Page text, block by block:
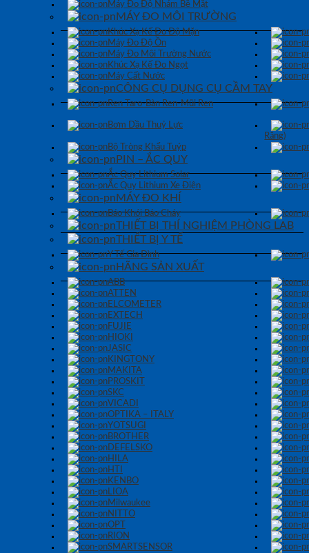
Máy Đo Độ Nhám Bề Mặt
MÁY ĐO MÔI TRƯỜNG
Khúc Xạ Kế Đo Độ Mặn
Máy Đo Độ Ồn
Máy Đo Môi Trường Nước
Khúc Xạ Kế Đo Ngọt
Máy Cất Nước
CÔNG CỤ DỤNG CỤ CẦM TAY
Ren Taro-Bàn Ren-Mũi Ren
Bơm Dầu Thuỷ Lực
Răng)
Bộ Tròng Khẩu Tuýp
PIN – ẮC QUY
Ắc Quy Lithium Solar
Ắc Quy Lithium Xe Điện
MÁY ĐO KHÍ
Báo Khói Báo Cháy
THIẾT BỊ THÍ NGHIỆM PHÒNG LAB
THIẾT BỊ Y TẾ
Y Tế Gia Đình
HÃNG SẢN XUẤT
ABB
ATTEN
ELCOMETER
EXTECH
FUJIE
HIOKI
JASIC
KINGTONY
MAKITA
PROSKIT
SKC
VICADI
OPTIKA – ITALY
YOTSUGI
BROTHER
DEFELSKO
HILA
HTI
KENBO
LIOA
Milwaukee
NITTO
OPT
RION
SMARTSENSOR